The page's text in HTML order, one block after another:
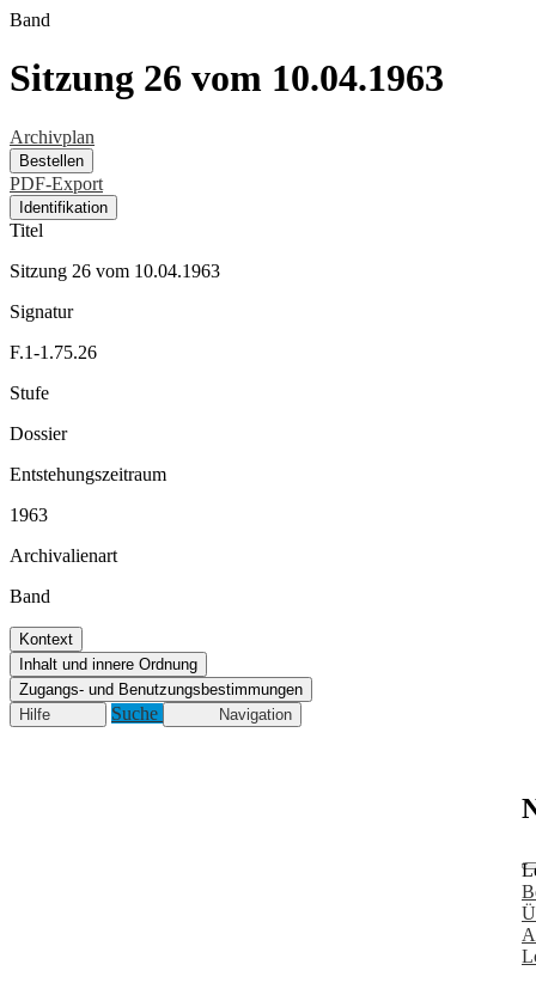
Band
Sitzung 26 vom 10.04.1963
Archivplan
Bestellen
PDF-Export
Identifikation
Titel
Sitzung 26 vom 10.04.1963
Signatur
F.1-1.75.26
Stufe
Dossier
Entstehungszeitraum
1963
Archivalienart
Band
Kontext
Inhalt und innere Ordnung
Zugangs- und Benutzungsbestimmungen
Hilfe
Suche Navigation